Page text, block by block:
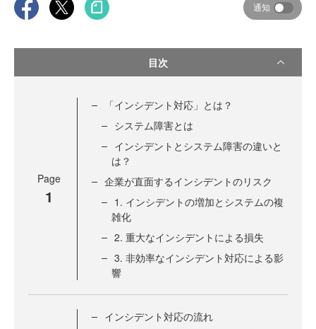
通知
目次
Page
1
「インシデント対応」とは？
システム障害とは
インシデントとシステム障害の違いと
は？
企業が直面するインシデントのリスク
1. インシデントの増加とシステムの複
雑化
2. 重大なインシデントによる損失
3. 非効率なインシデント対応による影
響
インシデント対応の流れ